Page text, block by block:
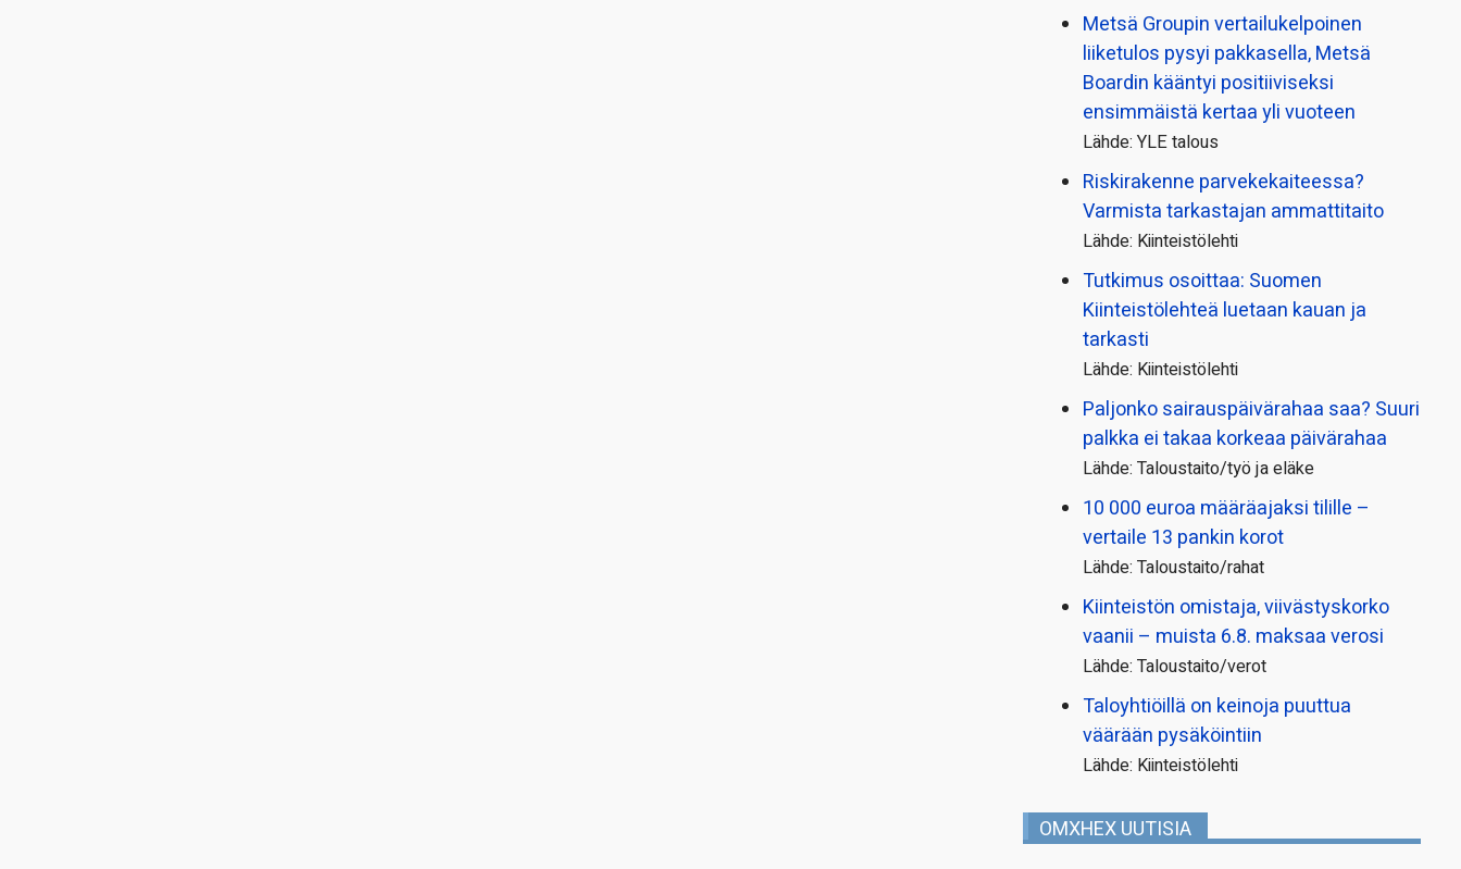
Metsä Groupin vertailu­kelpoinen
liiketulos pysyi pakkasella, Metsä
Boardin kääntyi positiiviseksi
ensimmäistä kertaa yli vuoteen
Lähde: YLE talous
Riskirakenne parvekekaiteessa?
Varmista tarkastajan ammattitaito
Lähde: Kiinteistölehti
Tutkimus osoittaa: Suomen
Kiinteistölehteä luetaan kauan ja
tarkasti
Lähde: Kiinteistölehti
Paljonko sairauspäivä­rahaa saa? Suuri
palkka ei takaa korkeaa päivärahaa
Lähde: Taloustaito/työ ja eläke
10 000 euroa määräajaksi tilille –
vertaile 13 pankin korot
Lähde: Taloustaito/rahat
Kiinteistön omistaja, viivästyskorko
vaanii – muista 6.8. maksaa verosi
Lähde: Taloustaito/verot
Taloyhtiöillä on keinoja puuttua
väärään pysäköintiin
Lähde: Kiinteistölehti
OMXHEX UUTISIA